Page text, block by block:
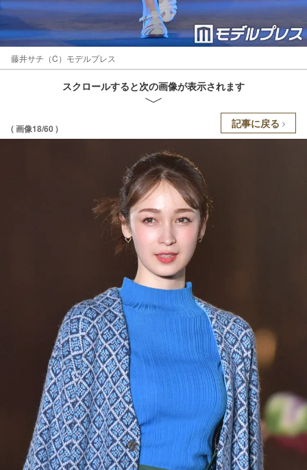
藤井サチ（C）モデルプレス
スクロールすると次の画像が表示されます
( 画像18/60 ) 記事に戻る